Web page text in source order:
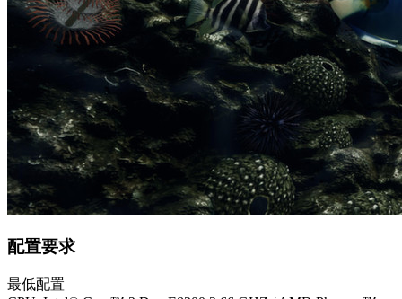
配置要求
最低配置